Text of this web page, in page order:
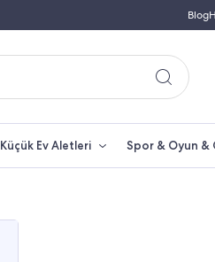
YetkiliBlog
Küçük Ev Aletleri Spor & Oyun